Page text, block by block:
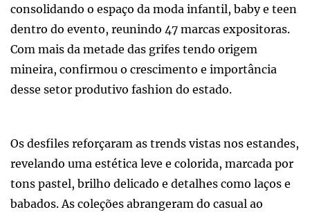
consolidando o espaço da moda infantil, baby e teen
dentro do evento, reunindo 47 marcas expositoras.
Com mais da metade das grifes tendo origem
mineira, confirmou o crescimento e importância
desse setor produtivo fashion do estado.
Os desfiles reforçaram as trends vistas nos estandes,
revelando uma estética leve e colorida, marcada por
tons pastel, brilho delicado e detalhes como laços e
babados. As coleções abrangeram do casual ao